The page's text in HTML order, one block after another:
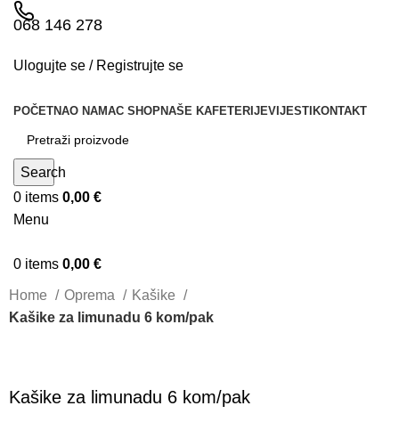
068 146 278
Ulogujte se / Registrujte se
POČETNAO NAMAC SHOPNAŠE KAFETERIJEVIJESTI KONTAKT
Search
0 items 0,00 €
Menu
0 items 0,00 €
Home Oprema
Kašike
Kašike za limunadu 6 kom/pak
Kašike za limunadu 6 kom/pak